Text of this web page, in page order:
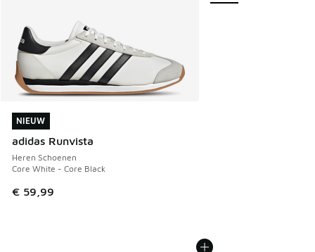
NIEUW
adidas Runvista
Heren Schoenen
Core White - Core Black
€ 59,99
NIEUW